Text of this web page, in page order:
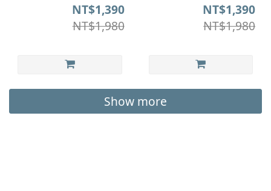
NT$1,390
NT$1,980
NT$1,390
NT$1,980
Show more